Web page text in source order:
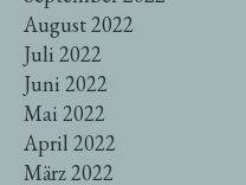
August 2022
Juli 2022
Juni 2022
Mai 2022
April 2022
März 2022